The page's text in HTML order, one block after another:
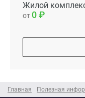
Главная Полезная
Жилой
от 0